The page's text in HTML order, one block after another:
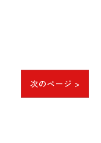
次のページ >